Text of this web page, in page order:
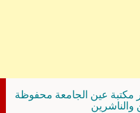
مكتبة عين الجامعة محفوظة
والناشرين